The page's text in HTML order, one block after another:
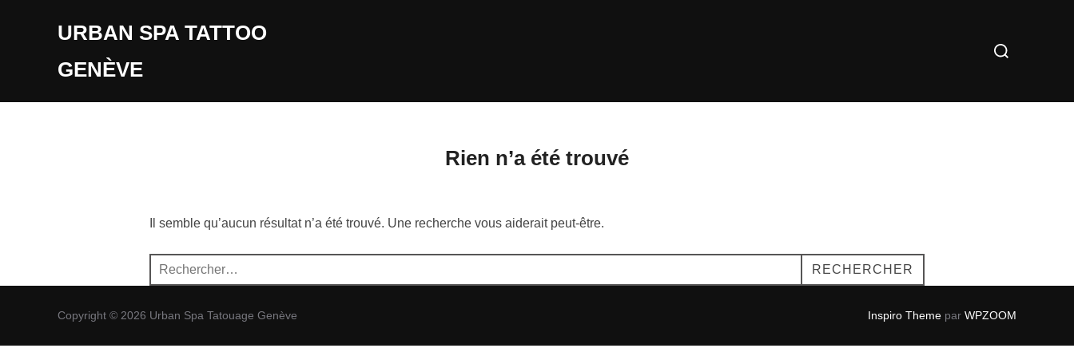
URBAN SPA TATTOO
GENÈVE
Rechercher :
Rien n’a été trouvé
Il semble qu’aucun résultat n’a été trouvé. Une recherche vous aiderait peut-être.
Recherche
pour :
RECHERCHER
Copyright © 2026 Urban Spa Tatouage Genève Inspiro Theme par WPZOOM